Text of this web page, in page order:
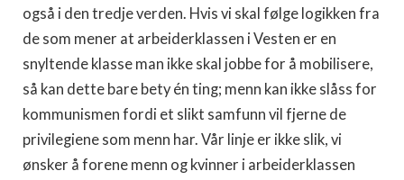
også i den tredje verden. Hvis vi skal følge logikken fra
de som mener at arbeiderklassen i Vesten er en
snyltende klasse man ikke skal jobbe for å mobilisere,
så kan dette bare bety én ting; menn kan ikke slåss for
kommunismen fordi et slikt samfunn vil fjerne de
privilegiene som menn har. Vår linje er ikke slik, vi
ønsker å forene menn og kvinner i arbeiderklassen